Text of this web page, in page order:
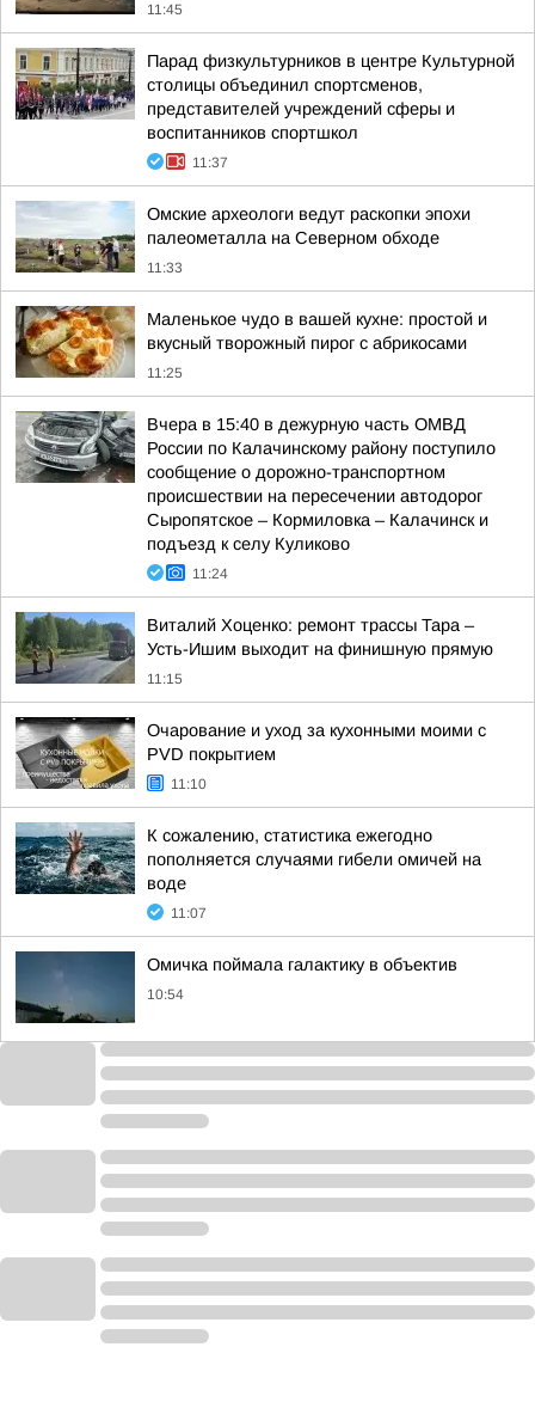
11:45
Парад физкультурников в центре Культурной
столицы объединил спортсменов,
представителей учреждений сферы и
воспитанников спортшкол
11:37
Омские археологи ведут раскопки эпохи
палеометалла на Северном обходе
11:33
Маленькое чудо в вашей кухне: простой и
вкусный творожный пирог с абрикосами
11:25
Вчера в 15:40 в дежурную часть ОМВД
России по Калачинскому району поступило
сообщение о дорожно-транспортном
происшествии на пересечении автодорог
Сыропятское – Кормиловка – Калачинск и
подъезд к селу Куликово
11:24
Виталий Хоценко: ремонт трассы Тара –
Усть-Ишим выходит на финишную прямую
11:15
Очарование и уход за кухонными моими с
PVD покрытием
11:10
К сожалению, статистика ежегодно
пополняется случаями гибели омичей на
воде
11:07
Омичка поймала галактику в объектив
10:54